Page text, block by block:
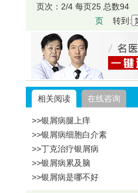
页次：2/4 每页25 总数94
页转到:
相关阅读 在线咨询
>>银屑病腿上痒
>>银屑病细胞白介素
>>丁克治疗银屑病
>>银屑病累及脑
>>银屑病是哪不好